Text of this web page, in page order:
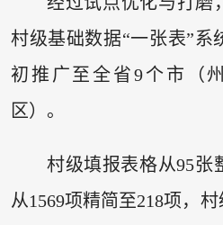
村级基础数据“一张表”系
初推广至全省9个市（
区）。
村级填报表格从95张
从1569项精简至218项，